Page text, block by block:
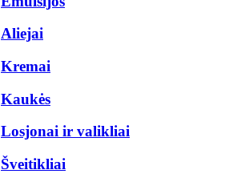
Aliejai
Kremai
Kaukės
Losjonai ir valikliai
Šveitikliai